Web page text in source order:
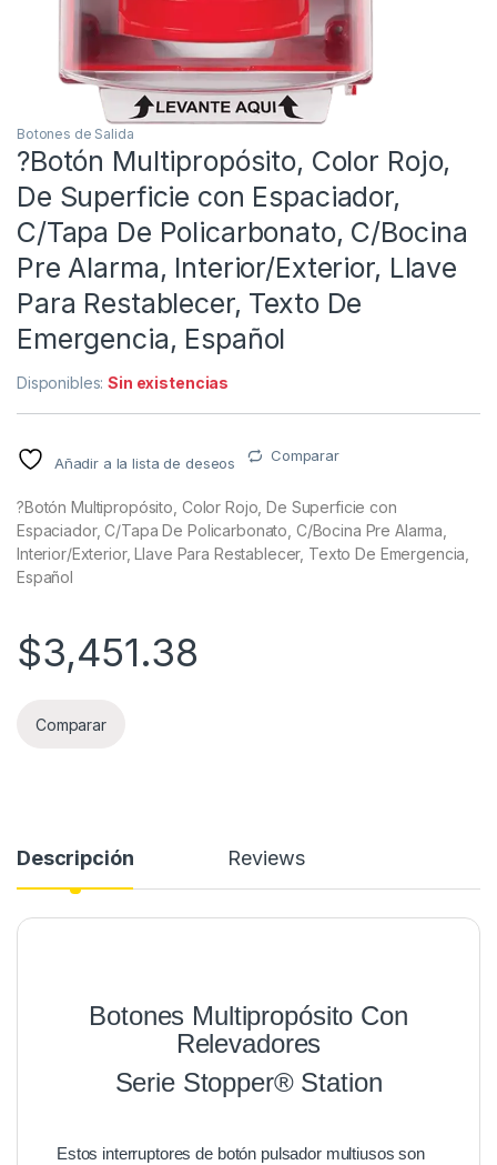
Botones de Salida
?Botón Multipropósito, Color Rojo,
De Superficie con Espaciador,
C/Tapa De Policarbonato, C/Bocina
Pre Alarma, Interior/Exterior, Llave
Para Restablecer, Texto De
Emergencia, Español
Disponibles:Sin existencias
Añadir a la lista de deseos Comparar
?Botón Multipropósito, Color Rojo, De Superficie con
Espaciador, C/Tapa De Policarbonato, C/Bocina Pre Alarma,
Interior/Exterior, Llave Para Restablecer, Texto De Emergencia,
Español
$3,451.38
Comparar
Descripción Reviews
Botones Multipropósito Con
Relevadores
Serie Stopper® Station
Estos interruptores de botón pulsador multiusos son